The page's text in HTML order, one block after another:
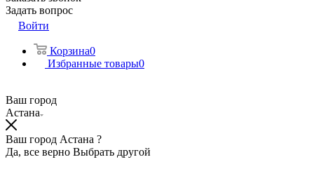
Задать вопрос
Войти
Корзина0
Избранные товары0
Ваш город
Астана
Ваш город Астана ?
Да, все верно Выбрать другой